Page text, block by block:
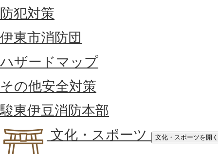
防犯対策
伊東市消防団
ハザードマップ
その他安全対策
駿東伊豆消防本部
文化・スポーツ
文化・スポーツを開く